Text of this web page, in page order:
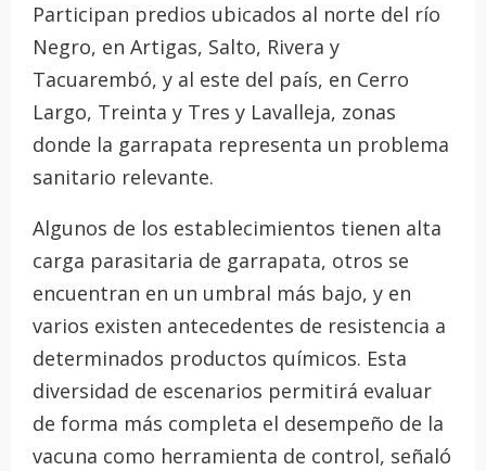
Participan predios ubicados al norte del río
Negro, en Artigas, Salto, Rivera y
Tacuarembó, y al este del país, en Cerro
Largo, Treinta y Tres y Lavalleja, zonas
donde la garrapata representa un problema
sanitario relevante.
Algunos de los establecimientos tienen alta
carga parasitaria de garrapata, otros se
encuentran en un umbral más bajo, y en
varios existen antecedentes de resistencia a
determinados productos químicos. Esta
diversidad de escenarios permitirá evaluar
de forma más completa el desempeño de la
vacuna como herramienta de control, señaló